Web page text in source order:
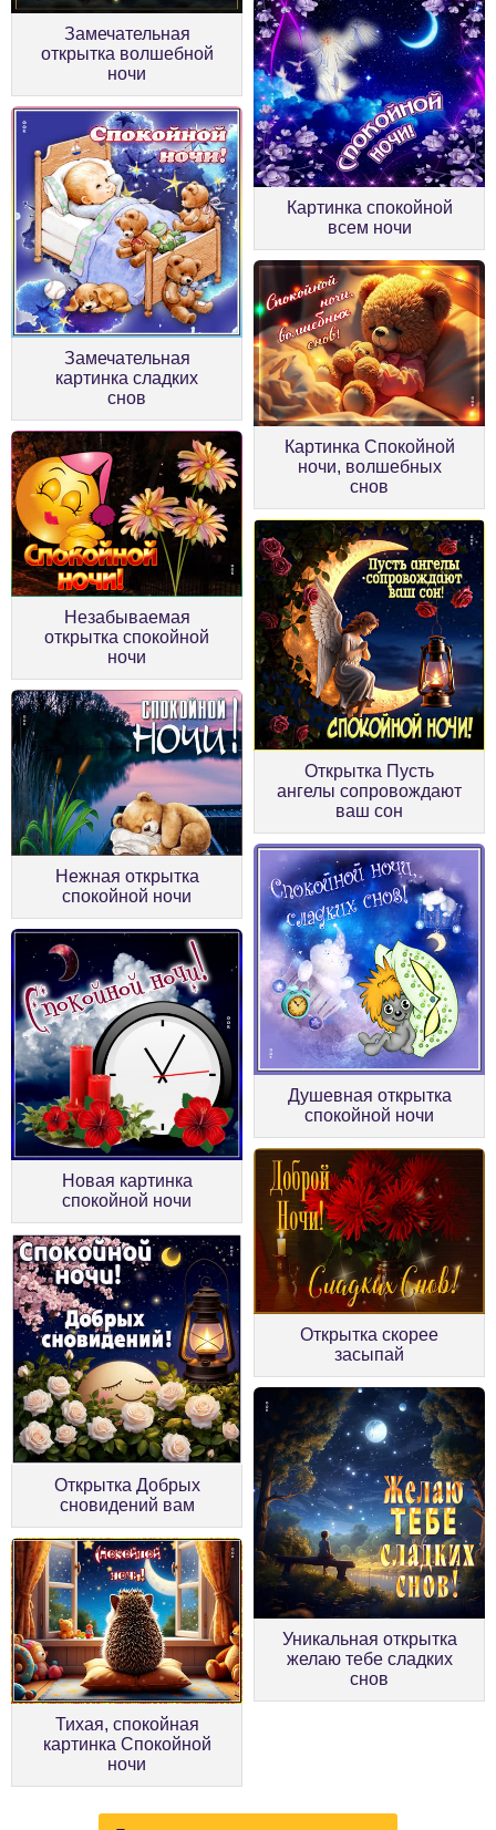
Замечательная
открытка волшебной
ночи
Замечательная
картинка сладких
снов
Картинка спокойной
всем ночи
Незабываемая
открытка спокойной
ночи
Картинка Спокойной
ночи, волшебных
снов
Нежная открытка
спокойной ночи
Открытка Пусть
ангелы сопровождают
ваш сон
Новая картинка
спокойной ночи
Душевная открытка
спокойной ночи
Открытка Добрых
сновидений вам
Открытка скорее
засыпай
Тихая, спокойная
картинка Спокойной
ночи
Уникальная открытка
желаю тебе сладких
снов